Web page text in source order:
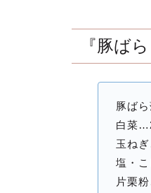
『豚ば
豚ば
白菜
玉ね
塩・
片栗